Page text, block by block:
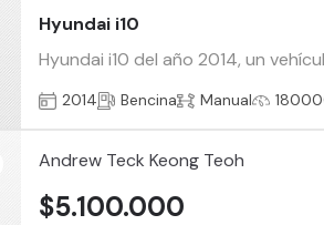
Hyundai i10
Hyundai i10 del año 2014, un
2014 Bencina Manual
Andrew Teck Keong Teoh
$5.100.000